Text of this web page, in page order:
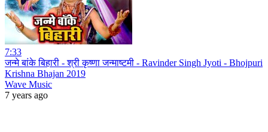
7:33
जन्मे बांके बिहारी - श्री कृष्णा जन्माष्टमी - Ravinder Singh Jyoti - Bhojpuri
Krishna Bhajan 2019
Wave Music
7 years ago